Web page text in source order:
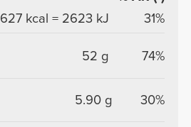
627 kcal = 2623 kJ
31%
52 g 74%
5.90 g 30%